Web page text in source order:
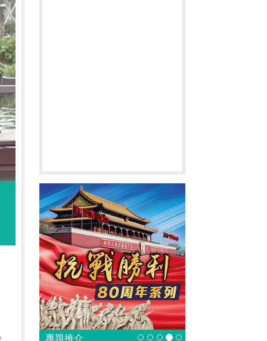
專題推介